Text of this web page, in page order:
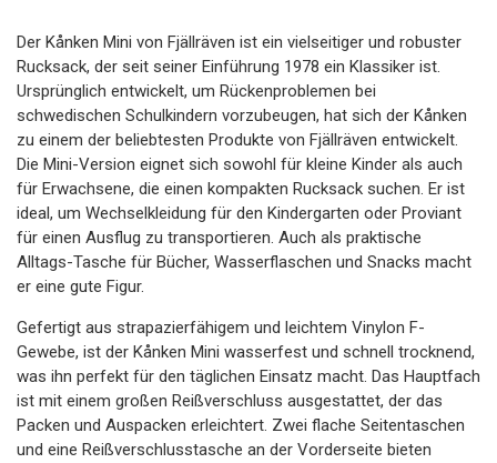
Der Kånken Mini von Fjällräven ist ein vielseitiger und robuster
Rucksack, der seit seiner Einführung 1978 ein Klassiker ist.
Ursprünglich entwickelt, um Rückenproblemen bei
schwedischen Schulkindern vorzubeugen, hat sich der Kånken
zu einem der beliebtesten Produkte von Fjällräven entwickelt.
Die Mini-Version eignet sich sowohl für kleine Kinder als auch
für Erwachsene, die einen kompakten Rucksack suchen. Er ist
ideal, um Wechselkleidung für den Kindergarten oder Proviant
für einen Ausflug zu transportieren. Auch als praktische
Alltags-Tasche für Bücher, Wasserflaschen und Snacks macht
er eine gute Figur.
Gefertigt aus strapazierfähigem und leichtem Vinylon F-
Gewebe, ist der Kånken Mini wasserfest und schnell trocknend,
was ihn perfekt für den täglichen Einsatz macht. Das Hauptfach
ist mit einem großen Reißverschluss ausgestattet, der das
Packen und Auspacken erleichtert. Zwei flache Seitentaschen
und eine Reißverschlusstasche an der Vorderseite bieten